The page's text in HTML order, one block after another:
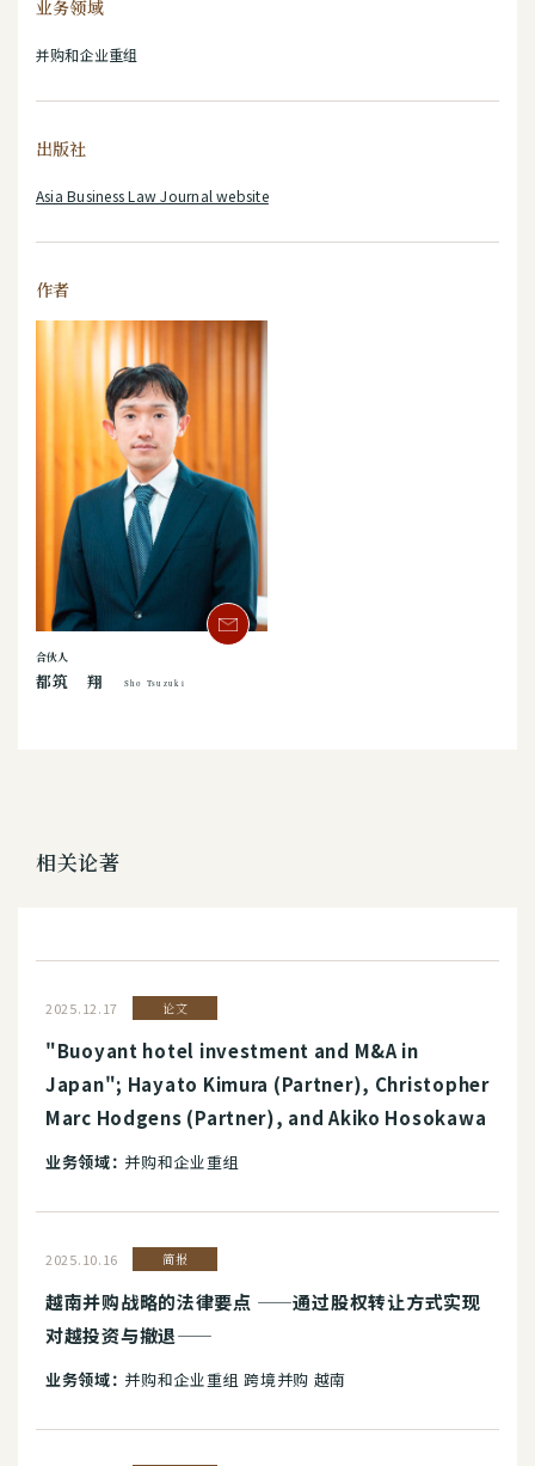
业务领域
并购和企业重组
出版社
Asia Business Law Journal website
作者
合伙人
都筑 翔 Sho Tsuzuki
相关论著
2025.12.17 论文
"Buoyant hotel investment and M&A in
Japan"; Hayato Kimura (Partner), Christopher
Marc Hodgens (Partner), and Akiko Hosokawa
业务领域： 并购和企业重组
2025.10.16 简报
越南并购战略的法律要点 ——通过股权转让方式实现
对越投资与撤退——
业务领域： 并购和企业重组 跨境并购 越南